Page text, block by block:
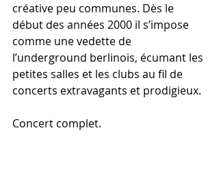
créative peu communes. Dès le
début des années 2000 il s’impose
comme une vedette de
l’underground berlinois, écumant les
petites salles et les clubs au fil de
concerts extravagants et prodigieux.
Concert complet.